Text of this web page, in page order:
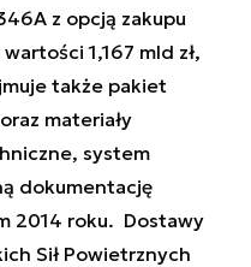
z opcją zakupu
1,167 mld zł,
także pakiet
materiały
system
dokumentację
2014 roku. Dostawy
Sił Powietrznych